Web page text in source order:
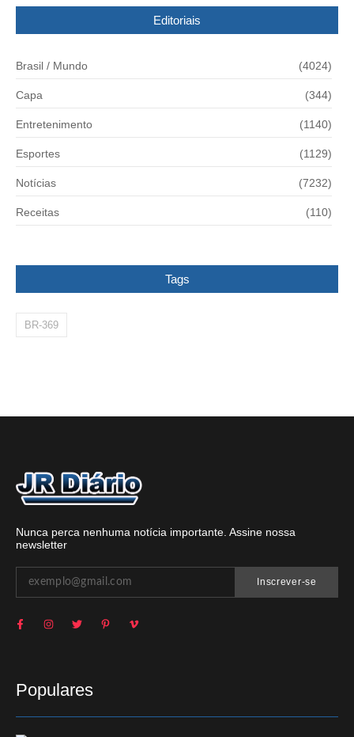
Editoriais
Brasil / Mundo (4024)
Capa (344)
Entretenimento (1140)
Esportes (1129)
Notícias (7232)
Receitas (110)
Tags
BR-369
Nunca perca nenhuma notícia importante. Assine nossa
newsletter
Inscrever-se
Populares